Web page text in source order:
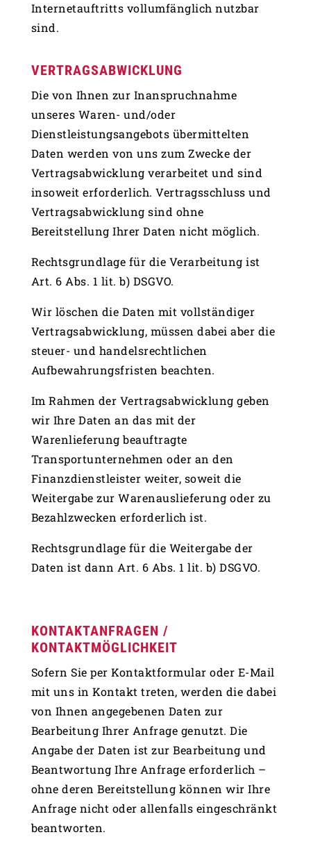
Internetauftritts vollumfänglich nutzbar
sind.
VERTRAGSABWICKLUNG
Die von Ihnen zur Inanspruchnahme
unseres Waren- und/oder
Dienstleistungsangebots übermittelten
Daten werden von uns zum Zwecke der
Vertragsabwicklung verarbeitet und sind
insoweit erforderlich. Vertragsschluss und
Vertragsabwicklung sind ohne
Bereitstellung Ihrer Daten nicht möglich.
Rechtsgrundlage für die Verarbeitung ist
Art. 6 Abs. 1 lit. b) DSGVO.
Wir löschen die Daten mit vollständiger
Vertragsabwicklung, müssen dabei aber die
steuer- und handelsrechtlichen
Aufbewahrungsfristen beachten.
Im Rahmen der Vertragsabwicklung geben
wir Ihre Daten an das mit der
Warenlieferung beauftragte
Transportunternehmen oder an den
Finanzdienstleister weiter, soweit die
Weitergabe zur Warenauslieferung oder zu
Bezahlzwecken erforderlich ist.
Rechtsgrundlage für die Weitergabe der
Daten ist dann Art. 6 Abs. 1 lit. b) DSGVO.
KONTAKTANFRAGEN /
KONTAKTMÖGLICHKEIT
Sofern Sie per Kontaktformular oder E-Mail
mit uns in Kontakt treten, werden die dabei
von Ihnen angegebenen Daten zur
Bearbeitung Ihrer Anfrage genutzt. Die
Angabe der Daten ist zur Bearbeitung und
Beantwortung Ihre Anfrage erforderlich –
ohne deren Bereitstellung können wir Ihre
Anfrage nicht oder allenfalls eingeschränkt
beantworten.